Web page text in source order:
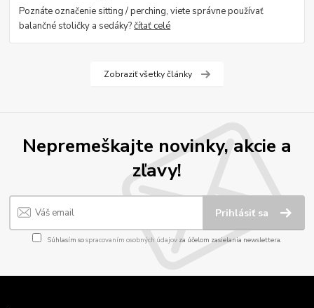
Poznáte označenie sitting / perching, viete správne používať
balančné stoličky a sedáky?čítať celé
Zobraziť všetky články
Nepremeškajte novinky, akcie a
zľavy!
Prihlásiť sa
Súhlasím sospracovaním osobných údajov za účelom zasielania newslettera.